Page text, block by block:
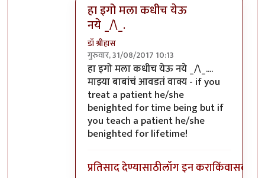
हा इगो मला कधीच येऊ
नये _/\_.
डॉ श्रीहास
गुरुवार, 31/08/2017 10:13
In reply toडाॅक्टर कोण तुम्ही का मी असा
हा इगो मला कधीच येऊ नये _/\_....
माझ्या बाबांचं आवडतं वाक्य - if you
treat a patient he/she
benighted for time being but if
you teach a patient he/she
benighted for lifetime!
प्रतिसाद देण्यासाठीलॉग इन कराकिंवासदस्य